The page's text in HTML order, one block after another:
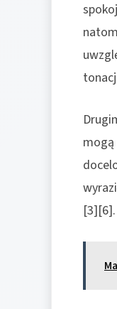
[3][6].